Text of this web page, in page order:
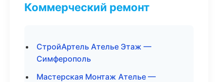
Коммерческий ремонт
СтройАртель Ателье Этаж —
Симферополь
Мастерская Монтаж Ателье —